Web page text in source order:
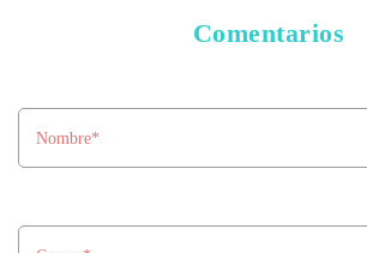
Comentarios